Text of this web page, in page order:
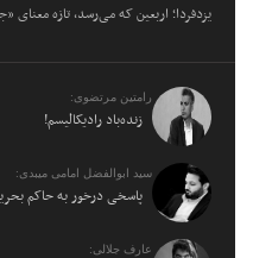
یزدفردا؛ اربعین که می‌رسد، تازه
رامتین مرتضوی:
زنده‌باد رادیکالیسم!
سید ابوالفضل امامی میبدی:
پاسخی درخور به حاکم
عارف جلالی: